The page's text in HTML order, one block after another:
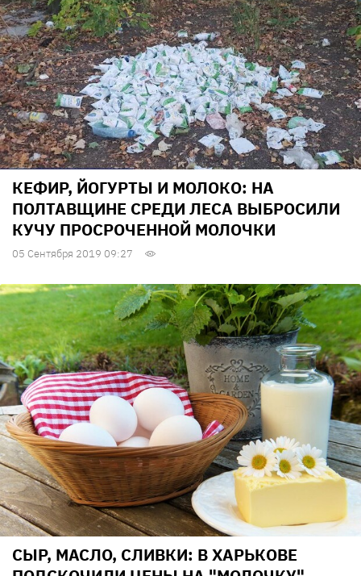
КЕФИР, ЙОГУРТЫ И МОЛОКО: НА
ПОЛТАВЩИНЕ СРЕДИ ЛЕСА ВЫБРОСИЛИ
КУЧУ ПРОСРОЧЕННОЙ МОЛОЧКИ
05 Сентября 2019 09:27
СЫР, МАСЛО, СЛИВКИ: В ХАРЬКОВЕ